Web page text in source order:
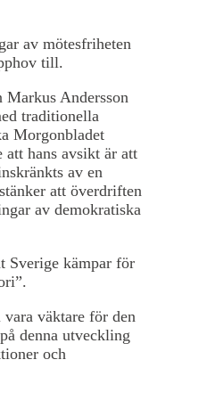
av mötesfriheten
till.
Markus Andersson
traditionella
Morgonbladet
att hans avsikt är att
av en
att överdriften
av demokratiska
Sverige kämpar för
väktare för den
denna utveckling
och